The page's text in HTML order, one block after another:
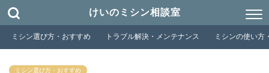
けいのミシン相談室
ミシン選び方・おすすめ トラブル解決・メンテナンス ミシンの使い方
ミシン選び方・おすすめ